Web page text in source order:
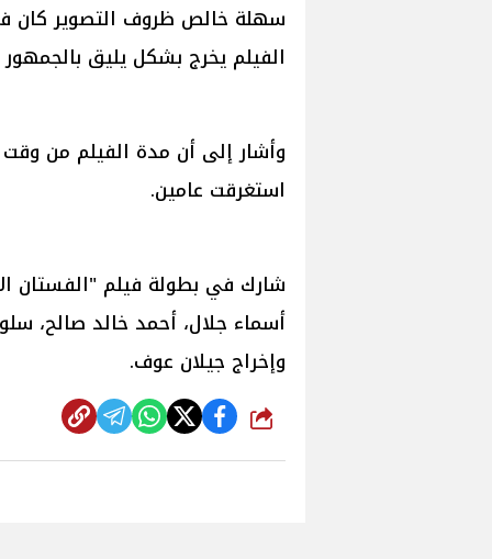
سهلة خالص ظروف التصوير كان
الفيلم يخرج بشكل يليق
وأشار إلى أن مدة الفيلم من
استغرقت عامين.
شارك في بطولة فيلم "الفستان
أسماء جلال، أحمد خالد صالح،
وإخراج جيلان عوف.
شارك